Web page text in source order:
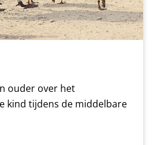
ouder over het
kind tijdens de middelbare